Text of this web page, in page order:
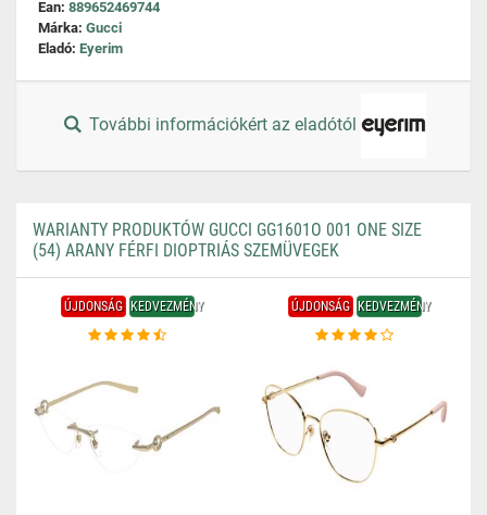
Ean: 889652469744
Márka: Gucci
Eladó: Eyerim
További információkért az eladótól
WARIANTY PRODUKTÓW GUCCI GG1601O 001 ONE SIZE
(54) ARANY FÉRFI DIOPTRIÁS SZEMÜVEGEK
ÚJDONSÁG KEDVEZMÉNY ÚJDONSÁG KEDVEZMÉNY